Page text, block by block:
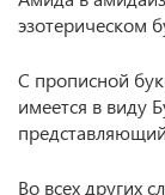
эзотерическом
С прописной
имеется в виду
Во всех других